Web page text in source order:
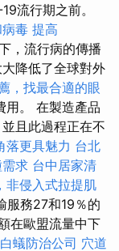
流行期之前。
毒 提高
，流行病的傳播
降低了全球對外
，找最合適的眼
用。 在製造產品
且此過程正在不
落更具魅力 台北
求 台中居家清
非侵入式拉提肌
服務27和19％的
在歐盟流量中下
蟻防治公司 穴道